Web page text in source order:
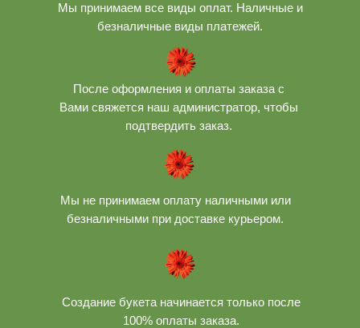
Мы принимаем все виды оплат. Наличные и
безналичные виды платежей.
После оформления и оплаты заказа с
Вами свяжется наш администратор, чтобы
подтвердить заказ.
Мы не принимаем оплату наличными или
безналичными при доставке курьером.
Создание букета начинается только после
100% оплаты заказа.